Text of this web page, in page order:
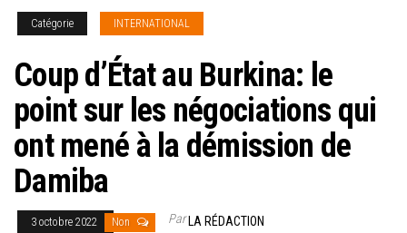
Catégorie INTERNATIONAL
Coup d’État au Burkina: le
point sur les négociations qui
ont mené à la démission de
Damiba
3 octobre 2022 Non ParLA RÉDACTION